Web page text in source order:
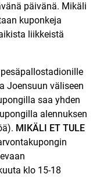
päivänä. Mikäli
kuponkeja
liikkeistä
Joensuun väliseen
saa yhden
alennuksen
MIKÄLI ET TULE
klo 15-18